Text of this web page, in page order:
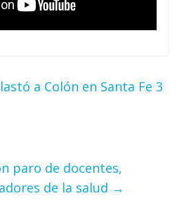
a Colón en Santa Fe 3
paro de docentes,
de la salud →